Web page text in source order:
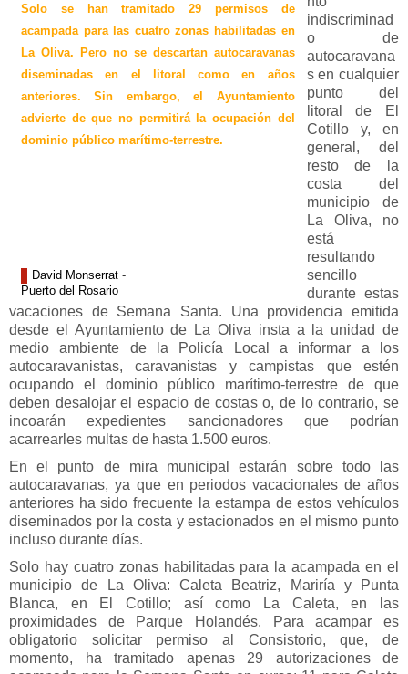
Solo se han tramitado 29 permisos de
acampada para las cuatro zonas habilitadas en
La Oliva. Pero no se descartan autocaravanas
diseminadas en el litoral como en años
anteriores. Sin embargo, el Ayuntamiento
advierte de que no permitirá la ocupación del
dominio público marítimo-terrestre.
David Monserrat -
Puerto del Rosario
indiscriminad
o de
autocaravana
s en cualquier
punto del
litoral de El
Cotillo y, en
general, del
resto de la
costa del
municipio de
La Oliva, no
está
resultando
sencillo
durante estas
vacaciones de Semana Santa. Una providencia emitida
desde el Ayuntamiento de La Oliva insta a la unidad de
medio ambiente de la Policía Local a informar a los
autocaravanistas, caravanistas y campistas que estén
ocupando el dominio público marítimo-terrestre de que
deben desalojar el espacio de costas o, de lo contrario, se
incoarán expedientes sancionadores que podrían
acarrearles multas de hasta 1.500 euros.
En el punto de mira municipal estarán sobre todo las
autocaravanas, ya que en periodos vacacionales de años
anteriores ha sido frecuente la estampa de estos vehículos
diseminados por la costa y estacionados en el mismo punto
incluso durante días.
Solo hay cuatro zonas habilitadas para la acampada en el
municipio de La Oliva: Caleta Beatriz, Mariría y Punta
Blanca, en El Cotillo; así como La Caleta, en las
proximidades de Parque Holandés. Para acampar es
obligatorio solicitar permiso al Consistorio, que, de
momento, ha tramitado apenas 29 autorizaciones de